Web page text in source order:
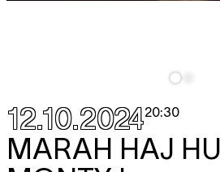
12.10.202420:30
MARAH HAJ